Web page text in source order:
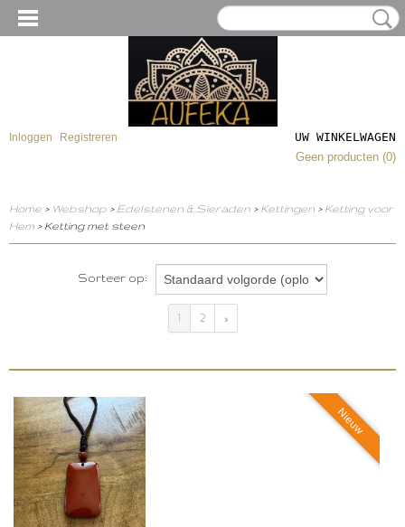
Inloggen Registreren
UW WINKELWAGEN
Geen producten (0)
Home > Webshop > Edelstenen & Sieraden > Kettingen > Ketting voor
Hem > Ketting met steen
Sorteer op:
1 2 »
Nieuw